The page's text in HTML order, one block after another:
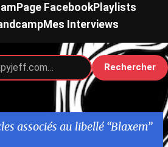
Page FacebookPlaylists
Mes Interviews
Rechercher
associés au libellé Blaxem